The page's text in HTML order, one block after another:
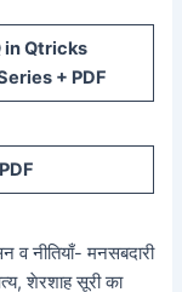
in Qtricks
+ PDF
नीतियाँ- मनसबदारी
शेरशाह सूरी का